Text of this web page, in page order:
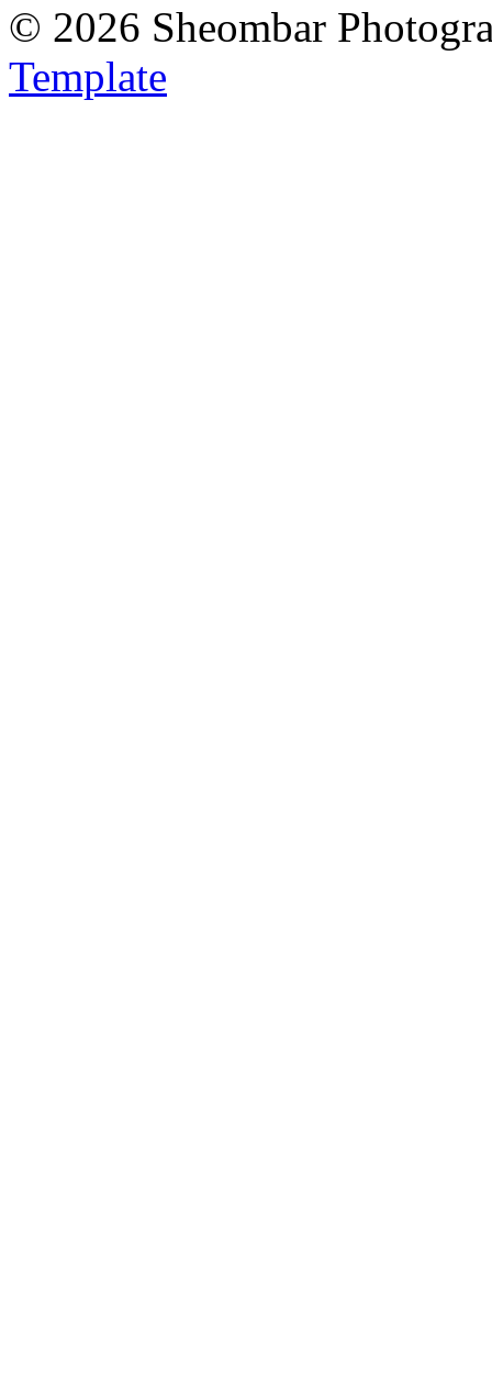
© 2026 Sheombar
Template